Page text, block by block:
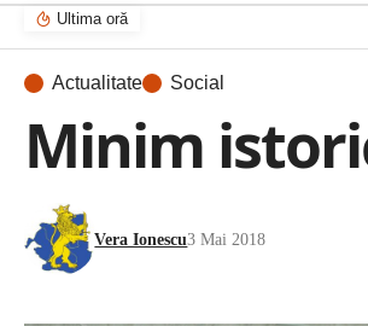
Ultima oră
Actualitate Social
Minim
Vera Ionescu3 Mai 2018